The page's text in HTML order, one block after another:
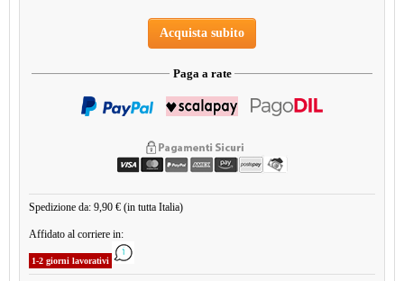
Acquista subito
Paga a rate
Spedizione da: 9,90 € (in tutta Italia)
Affidato al corriere in:
1-2 giorni lavorativi